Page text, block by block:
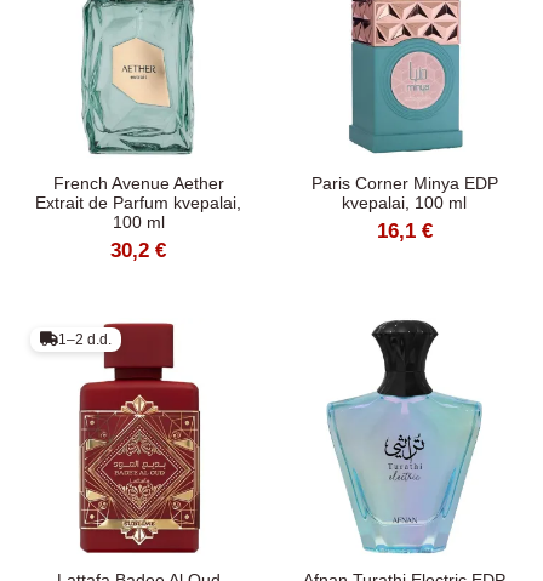
French Avenue Aether
Extrait de Parfum kvepalai,
100 ml
30,2 €
Paris Corner Minya EDP
kvepalai, 100 ml
16,1 €
1–2 d.d.